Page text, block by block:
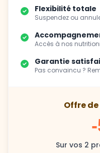
Flexibilité totale
Suspendez ou
Accès à nos
Garantie
Pas convaincu ?
Offre
Sur vos 2